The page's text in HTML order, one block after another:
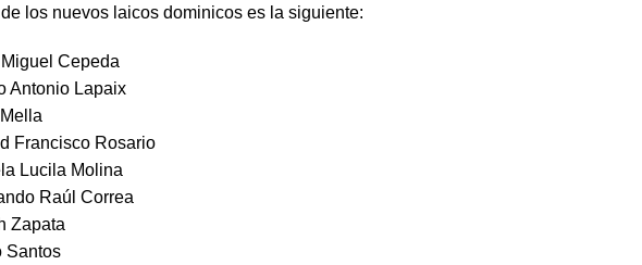
los nuevos laicos dominicos es la siguiente:
Cepeda
Antonio Lapaix
Francisco Rosario
Lucila Molina
Raúl Correa
Zapata
Santos